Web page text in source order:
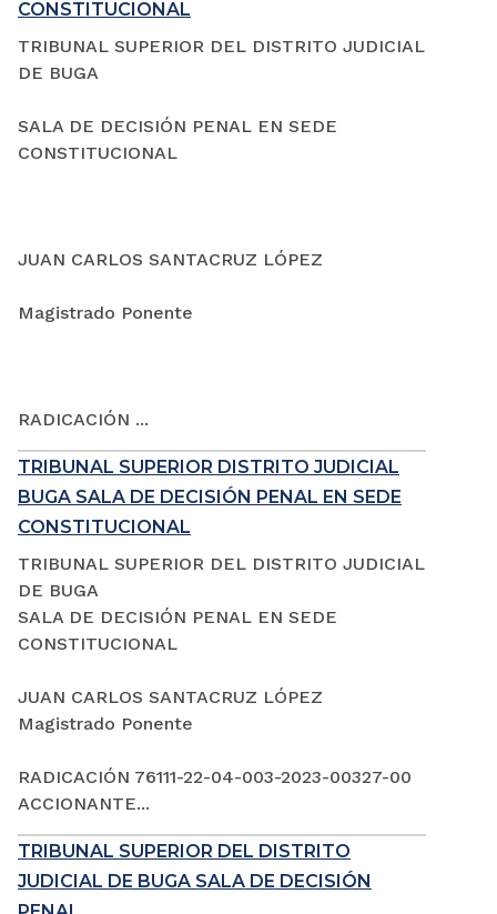
CONSTITUCIONAL
TRIBUNAL SUPERIOR DEL DISTRITO JUDICIAL
DE BUGA
SALA DE DECISIÓN PENAL EN SEDE
CONSTITUCIONAL
JUAN CARLOS SANTACRUZ LÓPEZ
Magistrado Ponente
RADICACIÓN ...
TRIBUNAL SUPERIOR DISTRITO JUDICIAL
BUGA SALA DE DECISIÓN PENAL EN SEDE
CONSTITUCIONAL
TRIBUNAL SUPERIOR DEL DISTRITO JUDICIAL
DE BUGA
SALA DE DECISIÓN PENAL EN SEDE
CONSTITUCIONAL
JUAN CARLOS SANTACRUZ LÓPEZ
Magistrado Ponente
RADICACIÓN 76111-22-04-003-2023-00327-00
ACCIONANTE...
TRIBUNAL SUPERIOR DEL DISTRITO
JUDICIAL DE BUGA SALA DE DECISIÓN